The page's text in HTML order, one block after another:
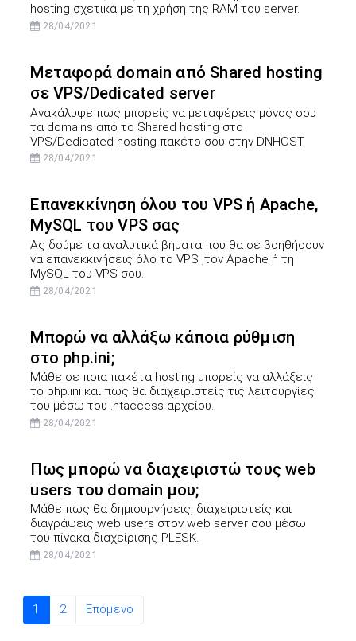
hosting σχετικά με τη χρήση της RAM του server.
28/04/2021
Μεταφορά domain από Shared hosting
σε VPS/Dedicated server
Ανακάλυψε πως μπορείς να μεταφέρεις μόνος σου
τα domains από το Shared hosting στο
VPS/Dedicated hosting πακέτο σου στην DNHOST.
28/04/2021
Επανεκκίνηση όλου του VPS ή Apache,
MySQL του VPS σας
Ας δούμε τα αναλυτικά βήματα που θα σε βοηθήσουν
να επανεκκινήσεις όλο το VPS ,τον Apache ή τη
MySQL του VPS σου.
28/04/2021
Μπορώ να αλλάξω κάποια ρύθμιση
στο php.ini;
Μάθε σε ποια πακέτα hosting μπορείς να αλλάξεις
το php.ini και πως θα διαχειριστείς τις λειτουργίες
του μέσω του .htaccess αρχείου.
28/04/2021
Πως μπορώ να διαχειριστώ τους web
users του domain μου;
Μάθε πως θα δημιουργήσεις, διαχειριστείς και
διαγράψεις web users στον web server σου μέσω
του πίνακα διαχείρισης PLESK.
28/04/2021
1 2 Επόμενο